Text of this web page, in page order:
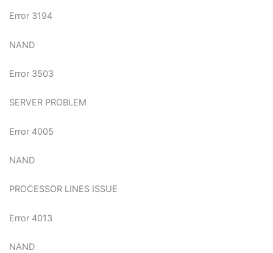
Error 3194
NAND
Error 3503
SERVER PROBLEM
Error 4005
NAND
PROCESSOR LINES ISSUE
Error 4013
NAND